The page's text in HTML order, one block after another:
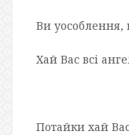
Ви уособлення,
Хай Вас всі
Потайки хай